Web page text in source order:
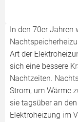
In den 70er
Art der
sich eine bessere
Nachtzeiten.
Strom, um Wärme
sie tagsüber an
Elektroheizung im